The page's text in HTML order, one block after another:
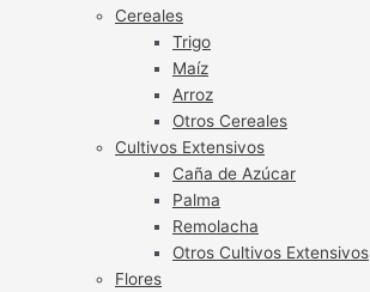
Cereales
Trigo
Maíz
Arroz
Otros Cereales
Cultivos Extensivos
Caña de Azúcar
Palma
Remolacha
Otros Cultivos Extensivos
Flores